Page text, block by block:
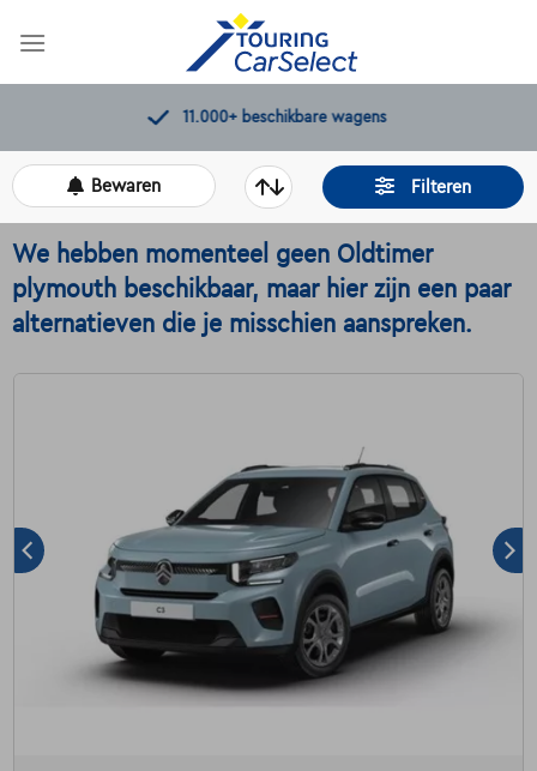
11.000+beschikbare wagens
Filteren
Bewaren
We hebben momenteel geen Oldtimer
plymouth beschikbaar, maar hier zijn een paar
alternatieven die je misschien aanspreken.